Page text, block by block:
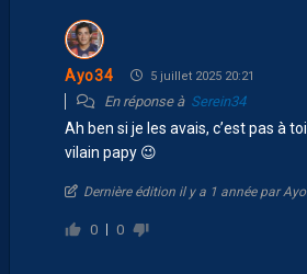
Ayo34 5 juillet 2025 20:21
En réponse à Serein34
Ah ben si je les avais, c’est pas à
vilain papy 😉
Dernière édition il y a 1 année par
0 0